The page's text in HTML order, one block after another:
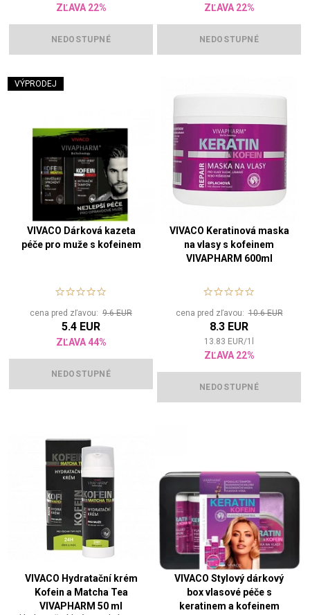
ZĽAVA 22%
NEDOSTUPNÉ
ZĽAVA 22%
NEDOSTUPNÉ
VÝPRODEJ
VIVACO Dárková kazeta
péče pro muže s kofeinem
cena pred zľavou: 9.6 EUR
5.4 EUR
ZĽAVA 44%
NEDOSTUPNÉ
VIVACO Keratinová maska
na vlasy s kofeinem
VIVAPHARM 600ml
cena pred zľavou:10.6 EUR
8.3 EUR
13.83 EUR/1
ZĽAVA 22%
NEDOSTUPNÉ
VIVACO Hydratační krém
Kofein a Matcha Tea
VIVAPHARM 50 ml
VIVACO Stylový dárkový
box vlasové péče s
keratinem a kofeinem